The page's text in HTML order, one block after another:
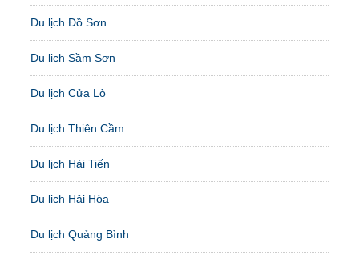
Du lịch Đồ Sơn
Du lịch Sầm Sơn
Du lịch Cửa Lò
Du lịch Thiên Cầm
Du lịch Hải Tiến
Du lịch Hải Hòa
Du lịch Quảng Bình